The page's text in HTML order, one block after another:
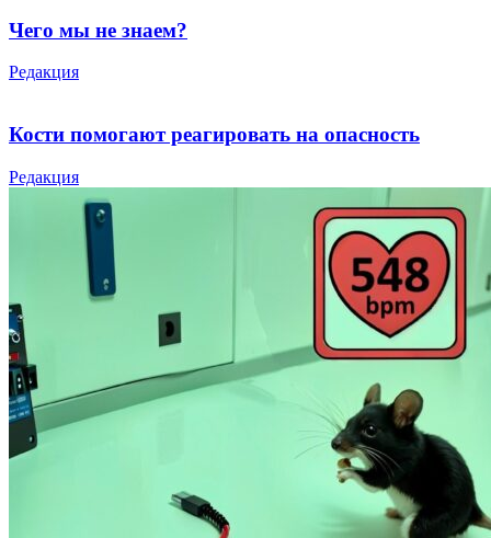
Чего мы не знаем?
Редакция
Кости помогают реагировать на опасность
Редакция